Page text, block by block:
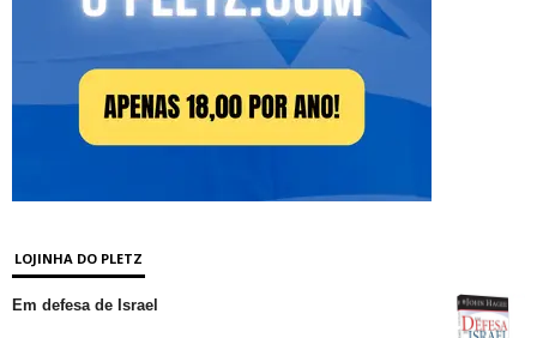
LOJINHA DO PLETZ
Em defesa de Israel